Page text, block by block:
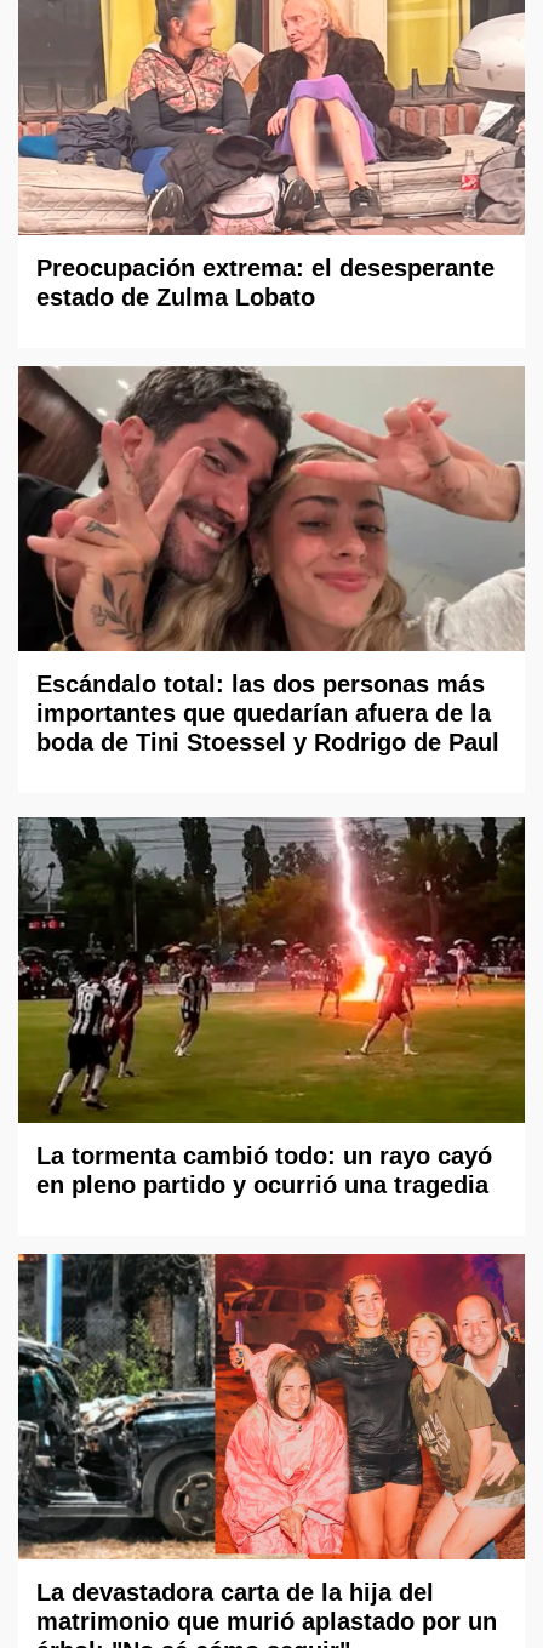
Preocupación extrema: el desesperante
estado de Zulma Lobato
Escándalo total: las dos personas más
importantes que quedarían afuera de la
boda de Tini Stoessel y Rodrigo de Paul
La tormenta cambió todo: un rayo cayó
en pleno partido y ocurrió una tragedia
La devastadora carta de la hija del
matrimonio que murió aplastado por un